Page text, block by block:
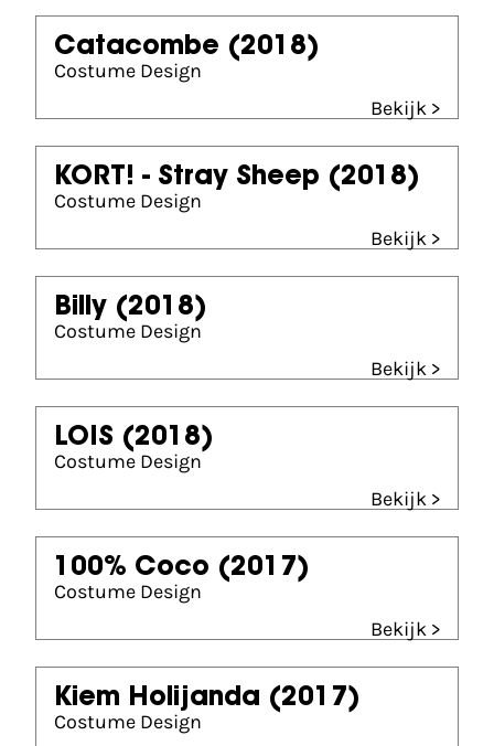
Catacombe (2018)
Costume Design
Bekijk >
KORT! - Stray Sheep (2018)
Costume Design
Bekijk >
Billy (2018)
Costume Design
Bekijk >
LOIS (2018)
Costume Design
Bekijk >
100% Coco (2017)
Costume Design
Bekijk >
Kiem Holijanda (2017)
Costume Design